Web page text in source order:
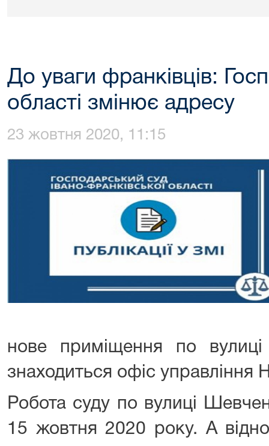
До уваги франківців:
області змінює адресу
23 жовтня 2020, 11:15
нове приміщення по
знаходиться офіс управління
Робота суду по вулиці
15 жовтня 2020 року. А